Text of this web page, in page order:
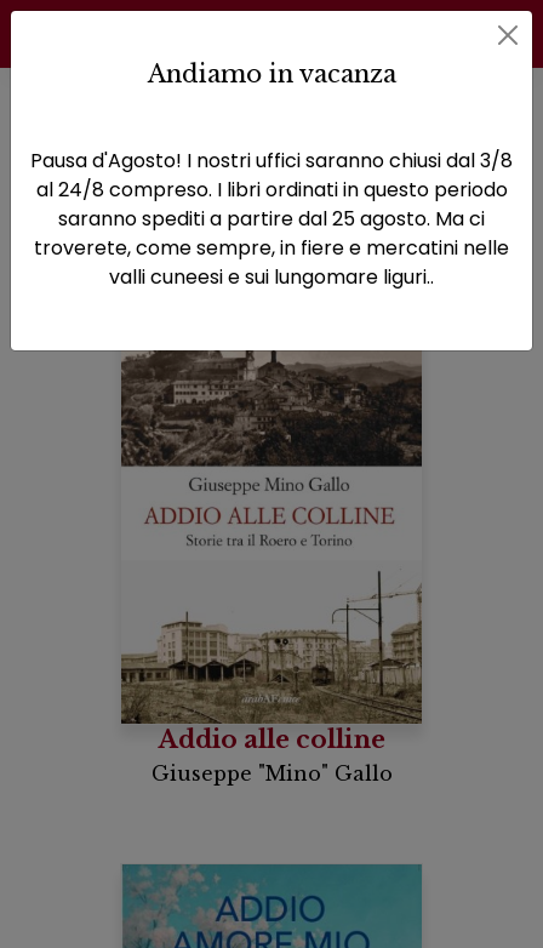
Biblioteca Infinita
Libri della collana: Biblioteca
Addio alle colline
Giuseppe "Mino" Gallo
Andiamo in vacanza
Pausa d'Agosto! I nostri uffici saranno chiusi dal 3/8
al 24/8 compreso. I libri ordinati in questo periodo
saranno spediti a partire dal 25 agosto. Ma ci
troverete, come sempre, in fiere e mercatini nelle
valli cuneesi e sui lungomare liguri..